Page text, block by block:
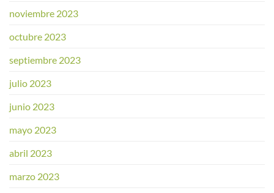
noviembre 2023
octubre 2023
septiembre 2023
julio 2023
junio 2023
mayo 2023
abril 2023
marzo 2023